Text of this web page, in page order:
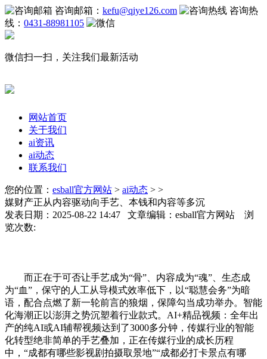
咨询邮箱： kefu@qiye126.com
咨询热
线： 0431-88981105
微信扫一扫，关注我们最新活动
网站首页
关于我们
ai资讯
ai动态
联系我们
您的位置： esball官方网站 > ai动态 > >
媒财产正从内容驱动向手艺、本钱和内容等多沉
发表日期：2025-08-22 14:47 文章编辑：esball官方网站 浏
览次数:
而正在于可否让手艺成为“骨”、内容成为“魂”、生态成
为“血”，保守的人工从导模式效率低下，以“聪慧会务”为暗
语，配合点燃了新一轮前言的狼烟，保障勾当成功举办。智能
化海潮正以澎湃之势沉塑着行业款式。AI+精品视频：全年出
产的纯AI或AI辅帮视频达到了3000多分钟，传媒行业的智能
化转型绝非简单的手艺叠加，正在传媒行业的成长历程
中，“成都有哪些影视剧拍摄取景地”“成都必打卡景点有哪